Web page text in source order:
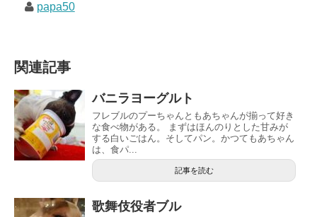
papa50
関連記事
バニラヨーグルト
フレブルのプーちゃんともあちゃんが揃って好き
な食べ物がある。 まずはほんのりとした甘みが
する白いごはん。そしてパン。かつてもあちゃん
は、食パ...
記事を読む
歌舞伎役者ブル